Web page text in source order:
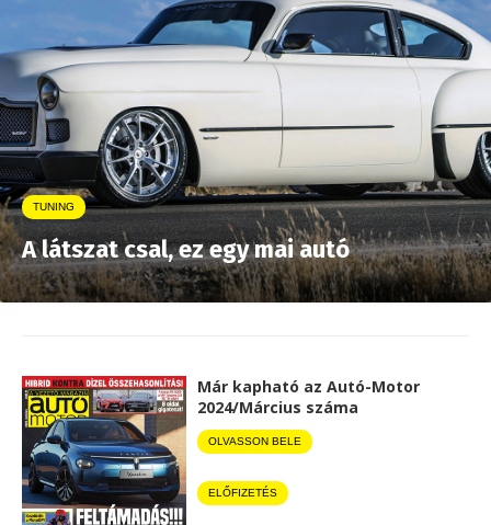
TUNING
A látszat csal, ez egy mai autó
Már kapható az Autó-Motor
2024/Március száma
OLVASSON BELE
ELŐFIZETÉS